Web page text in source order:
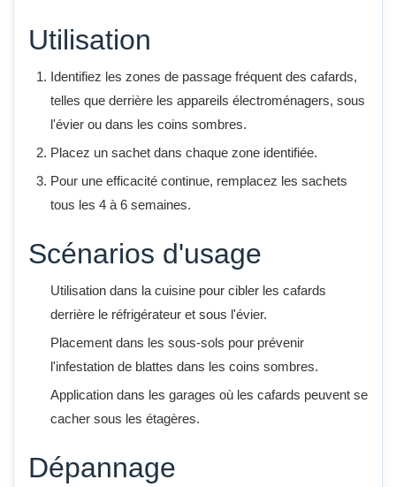
Utilisation
Identifiez les zones de passage fréquent des cafards,
telles que derrière les appareils électroménagers, sous
l'évier ou dans les coins sombres.
Placez un sachet dans chaque zone identifiée.
Pour une efficacité continue, remplacez les sachets
tous les 4 à 6 semaines.
Scénarios d'usage
Utilisation dans la cuisine pour cibler les cafards
derrière le réfrigérateur et sous l'évier.
Placement dans les sous-sols pour prévenir
l'infestation de blattes dans les coins sombres.
Application dans les garages où les cafards peuvent se
cacher sous les étagères.
Dépannage